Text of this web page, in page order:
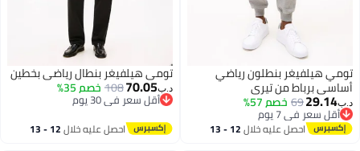
تومي هيلفيغر بنطلون رياضي
أساسي برباط من تيري
د.ب‏29.14
69 خصم 57%
أقل سعر في 7 يوم
أقل سعر في 7 يوماحصل عليه خلال 12 - 13
تومي هيلفيغر بنطال رياضي بخطين
د.ب‏70.05
108 خصم 35%
أقل سعر في 30 يوم
أقل سعر في 30 يوم
احصل عليه خلال 12 - 13